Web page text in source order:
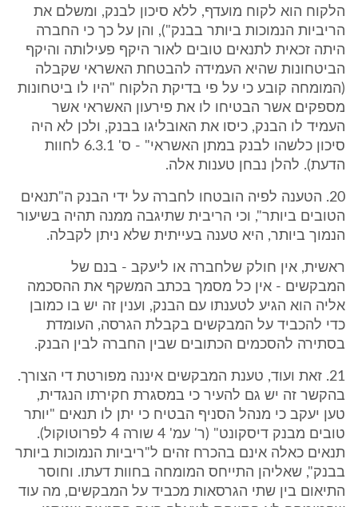
הלקוח הוא לקוח מועדף, ללא סיכון לבנק, ומשלם את
הריביות הנמוכות ביותר בבנק"), והן על כך כי החברה
היתה זכאית לתנאים טובים לאור היקף פעילותה והיקף
הביטחונות שהיא העמידה להבטחת האשראי שקבלה
(המומחה קובע כי על פי בדיקת הלקוח "היו לו ביטחונות
מספקים אשר הבטיחו לו את פירעון האשראי אשר
העמיד לו הבנק, כיסו את האובליגו בבנק, ולכן לא היה
סיכון כלשהו לבנק במתן האשראי" - ס' 6.3.1 לחוות
הדעת). להלן נבחן טענות אלה.
20. הטענה לפיה הובטחו לחברה על ידי הבנק ה"תנאים
הטובים ביותר", וכי הריבית שתיגבה ממנה תהיה בשיעור
הנמוך ביותר, היא טענה בעייתית שלא ניתן לקבלה.
ראשית, אין חולק שלחברה או ליעקב - בנם של
המבקשים - אין כל מסמך בכתב המשקף את ההסכמה
אליה הוא הגיע לטענתו עם הבנק, וענין זה יש בו כמובן
כדי להכביד על המבקשים בקבלת הגרסה, העומדת
בסתירה להסכמים הכתובים שבין החברה לבין הבנק.
21. זאת ועוד, טענת המבקשים איננה מפורטת די הצורך.
בהקשר זה יש גם להעיר כי במסגרת חקירתו הנגדית,
טען יעקב כי מנהל הסניף הבטיח כי יתן לו תנאים "יותר
טובים מבנק דיסקונט" (ר' עמ' 4 שורה 4 לפרוטוקול).
תנאים כאלה אינם בהכרח זהים ל"ריביות הנמוכות ביותר
בבנק", שאליהן התייחס המומחה בחוות דעתו. וחוסר
התיאום בין שתי הגרסאות מכביד על המבקשים, מה עוד